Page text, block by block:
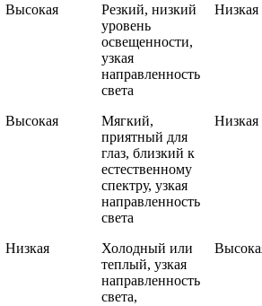
Высокая
Резкий, низкий
уровень
освещенности,
узкая
направленность
света
Низкая
Высокая
Мягкий,
приятный для
глаз, близкий к
естественному
спектру, узкая
направленность
света
Низкая
Низкая
Холодный или
теплый, узкая
направленность
света,